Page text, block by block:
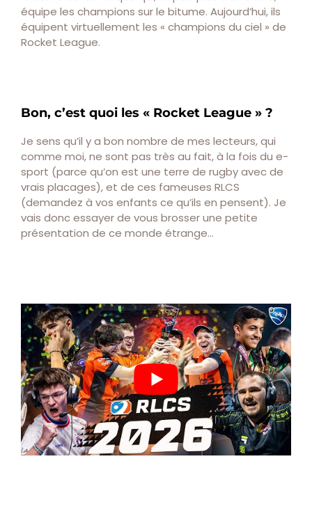
équipe les champions sur le bitume. Aujourd’hui, ils
équipent virtuellement les « champions du ciel » de
Rocket League.
Bon, c’est quoi les « Rocket League » ?
Je sens qu’il y a bon nombre de mes lecteurs, qui
comme moi, ne sont pas très au fait, à la fois du e-
sport (parce qu’on est une terre de rugby avec de
vrais placages), et de ces fameuses RLCS
(demandez à vos enfants ce qu’ils en pensent). Je
vais donc essayer de vous brosser une petite
présentation de ce monde étrange…